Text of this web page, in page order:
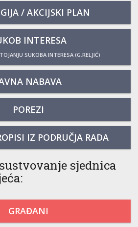
/ AKCIJSKI PLAN
INTERESA
SUKOBA INTERESA (G.RELJIĆ)
NABAVA
POREZI
IZ PODRUČJA RADA
sjednica
GRAĐANI